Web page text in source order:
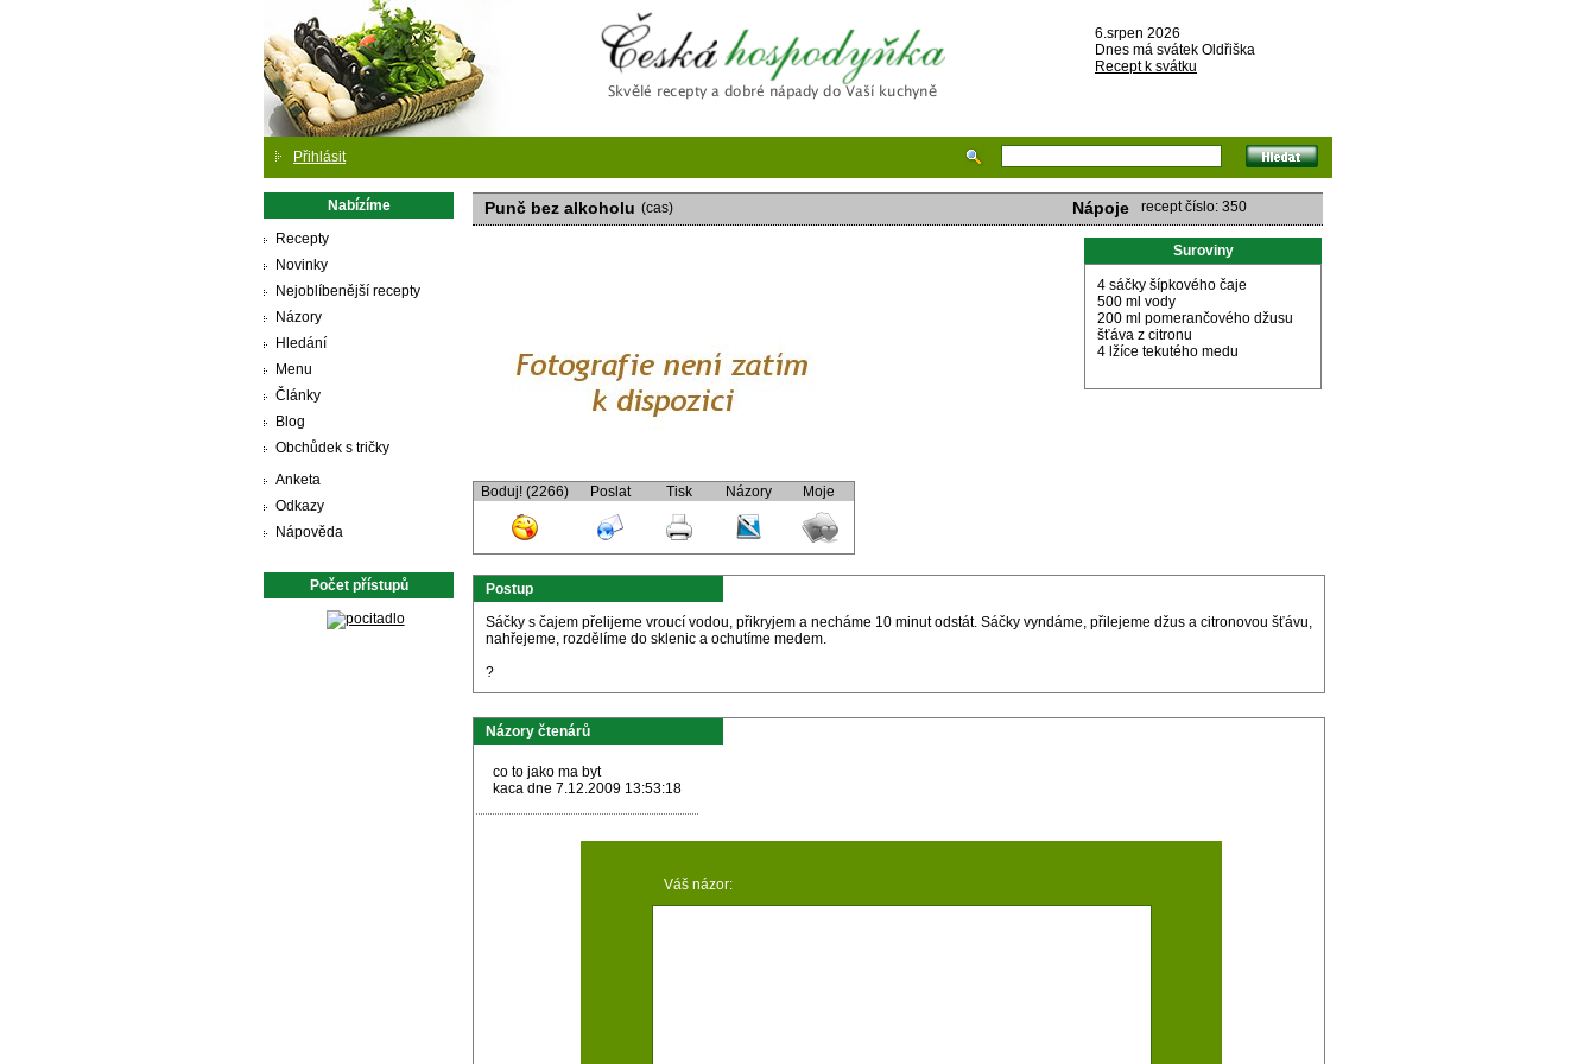
Česká hospodyňka
6.srpen 2026
Dnes má svátek Oldřiška
Recept k svátku
Přihlásit
Nabízíme
Recepty
Novinky
Nejoblíbenější recepty
Názory
Hledání
Menu
Články
Blog
Obchůdek s tričky
Anketa
Odkazy
Nápověda
Počet přístupů
Punč bez alkoholu (cas) Nápoje recept číslo: 350
Boduj! (2266) Poslat Tisk Názory Moje
Suroviny
4 sáčky šípkového čaje
500 ml vody
200 ml pomerančového džusu
šťáva z citronu
4 lžíce tekutého medu
Postup
Sáčky s čajem přelijeme vroucí vodou, přikryjem a necháme 10 minut odstát. Sáčky vyndáme, přilejeme džus a citronovou šťávu,
nahřejeme, rozdělíme do sklenic a ochutíme medem.
?
Názory čtenárů
co to jako ma byt
kaca dne 7.12.2009 13:53:18
Váš názor: